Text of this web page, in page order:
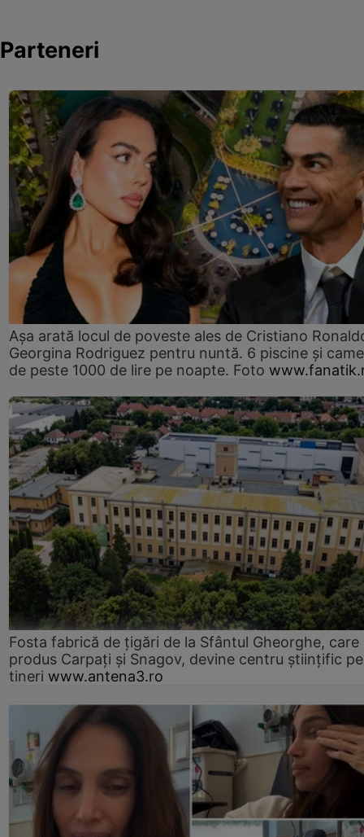
Parteneri
Așa arată locul de poveste ales de Cristiano
Georgina Rodriguez pentru nuntă. 6 piscine și
de peste 1000 de lire pe noapte. Foto
Fosta fabrică de țigări de la Sfântul Gheorghe, care
produs Carpați și Snagov, devine centru științific
tineri www.antena3.ro